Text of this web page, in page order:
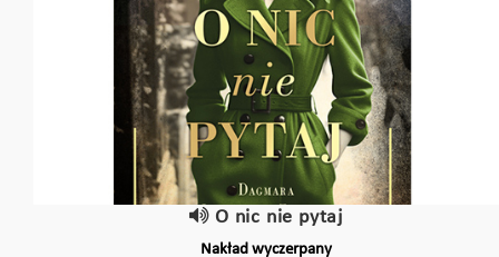
O nic nie pytaj
Nakład wyczerpany